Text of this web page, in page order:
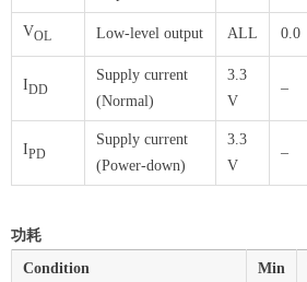
VOL Low-level output ALL 0.0
IDD
Supply current
(Normal)
3.3
V
–
IPD
Supply current
(Power-down)
3.3
V
–
功耗
Condition
Min